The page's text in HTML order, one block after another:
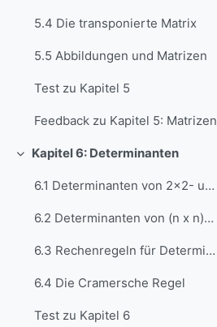
5.4 Die transponierte Matrix
5.5 Abbildungen und Matrizen
Test zu Kapitel 5
Feedback zu Kapitel 5: Matrizen
Einklappen
Kapitel 6: Determinanten
6.1 Determinanten von 2x2- und 3x3-Matrizen
6.2 Determinanten von (n x n)-Matrizen
6.3 Rechenregeln für Determinanten
6.4 Die Cramersche Regel
Test zu Kapitel 6